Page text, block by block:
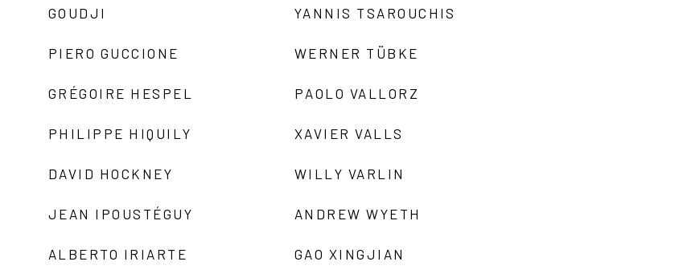
GOUDJI
PIERO GUCCIONE
GRÉGOIRE HESPEL
PHILIPPE HIQUILY
DAVID HOCKNEY
JEAN IPOUSTÉGUY
ALBERTO IRIARTE
YANNIS TSAROUCHIS
WERNER TÜBKE
PAOLO VALLORZ
XAVIER VALLS
WILLY VARLIN
ANDREW WYETH
GAO XINGJIAN